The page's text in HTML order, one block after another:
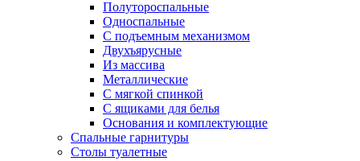
Полутороспальные
Односпальные
С подъемным механизмом
Двухъярусные
Из массива
Металлические
С мягкой спинкой
С ящиками для белья
Основания и комплектующие
Спальные гарнитуры
Столы туалетные